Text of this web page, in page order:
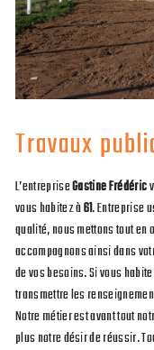
Travaux
L’entrepriseGastine Frédéric
vous habitez à61. Entreprise
qualité, nous mettons tout en
accompagnons ainsi dans
de vos besoins. Si vous
transmettre les
Notre métier est avant tout
plus notre désir de réussir.